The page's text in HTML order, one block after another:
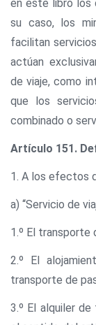
en este libro los
su caso, los
facilitan
actúan
de viaje, como
que los
combinado o
Artículo 151.
1. A los efectos
a) ‘‘Servicio de
1.º El transporte
2.º El
transporte de
3.º El alquiler